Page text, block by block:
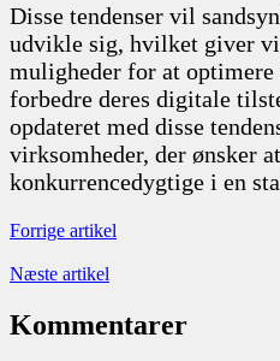
Disse tendenser vil
udvikle sig, hvilket giver
muligheder for at optimere
forbedre deres digitale
opdateret med disse
virksomheder, der ønsker
konkurrencedygtige i en
Forrige artikel
Næste artikel
Kommentarer